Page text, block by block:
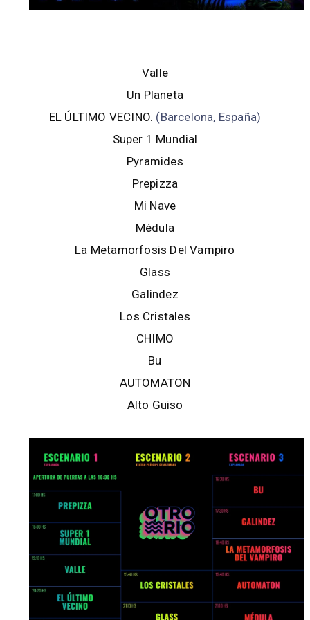
Valle
Un Planeta
EL ÚLTIMO VECINO. (Barcelona, España)
Super 1 Mundial
Pyramides
Prepizza
Mi Nave
Médula
La Metamorfosis Del Vampiro
Glass
Galindez
Los Cristales
CHIMO
Bu
AUTOMATON
Alto Guiso